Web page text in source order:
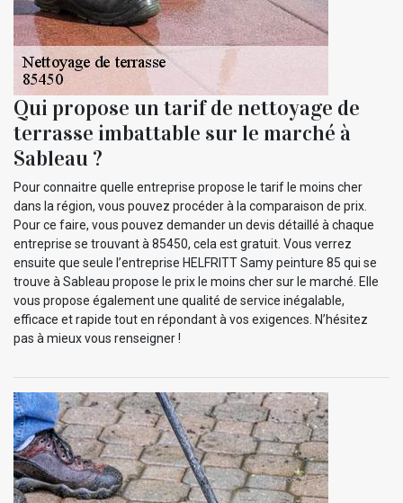
Qui propose un tarif de nettoyage de
terrasse imbattable sur le marché à
Sableau ?
Pour connaitre quelle entreprise propose le tarif le moins cher
dans la région, vous pouvez procéder à la comparaison de prix.
Pour ce faire, vous pouvez demander un devis détaillé à chaque
entreprise se trouvant à 85450, cela est gratuit. Vous verrez
ensuite que seule l’entreprise HELFRITT Samy peinture 85 qui se
trouve à Sableau propose le prix le moins cher sur le marché. Elle
vous propose également une qualité de service inégalable,
efficace et rapide tout en répondant à vos exigences. N’hésitez
pas à mieux vous renseigner !